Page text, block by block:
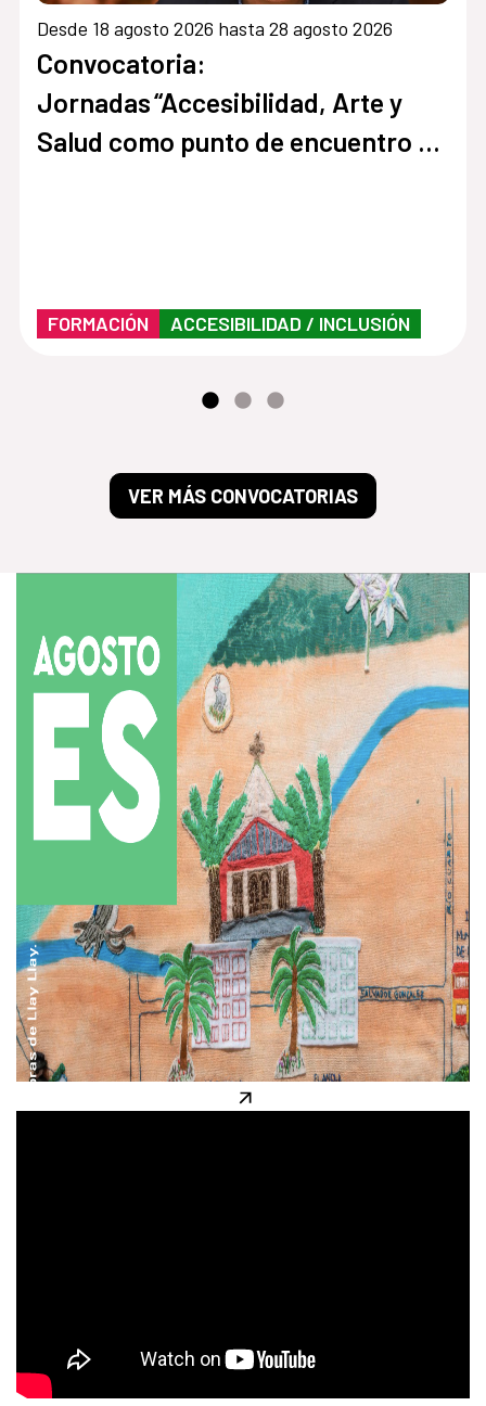
Desde 18 agosto 2026 hasta 28 agosto 2026
Convocatoria:
Jornadas “Accesibilidad, Arte y
Salud como punto de encuentro y
FORMACIÓN ACCESIBILIDAD / INCLUSIÓN
VER MÁS CONVOCATORIAS